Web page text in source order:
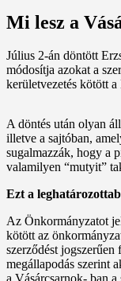
Mi lesz a
Július 2-án döntött
módosítja azokat a
kerületvezetés kötött
A döntés után olyan
illetve a sajtóban,
sugalmazzák, hogy a
valamilyen “mutyit”
Ezt a
Az Önkormányzatot
kötött az
szerződést
megállapodás szerint